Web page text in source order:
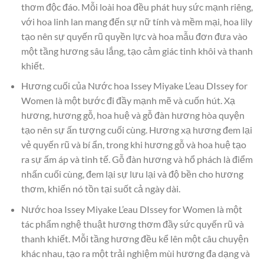
thơm độc đáo. Mỗi loài hoa đều phát huy sức mạnh riêng,
với hoa linh lan mang đến sự nữ tính và mềm mại, hoa lily
tạo nên sự quyến rũ quyền lực và hoa mẫu đơn đưa vào
một tầng hương sâu lắng, tạo cảm giác tinh khôi và thanh
khiết.
Hương cuối của Nước hoa Issey Miyake L’eau DIssey for
Women là một bước đi đầy mạnh mẽ và cuốn hút. Xạ
hương, hương gỗ, hoa huệ và gỗ đàn hương hòa quyện
tạo nên sự ấn tượng cuối cùng. Hương xạ hương đem lại
vẻ quyến rũ và bí ẩn, trong khi hương gỗ và hoa huệ tạo
ra sự ấm áp và tinh tế. Gỗ đàn hương và hổ phách là điểm
nhấn cuối cùng, đem lại sự lưu lại và độ bền cho hương
thơm, khiến nó tồn tại suốt cả ngày dài.
Nước hoa Issey Miyake L’eau DIssey for Women là một
tác phẩm nghệ thuật hương thơm đầy sức quyến rũ và
thanh khiết. Mỗi tầng hương đều kể lên một câu chuyện
khác nhau, tạo ra một trải nghiệm mùi hương đa dạng và